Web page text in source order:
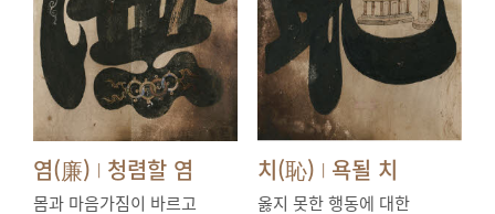
염(廉) | 청렴할 염
몸과 마음가짐이 바르고
치(恥) | 욕될 치
옳지 못한 행동에 대한